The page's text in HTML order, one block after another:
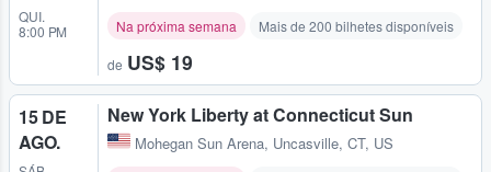
QUI.
8:00 PM
Na próxima semana Mais de 200 bilhetes disponíveis
de US$ 19
15 DE
AGO.
New York Liberty at Connecticut Sun
Mohegan Sun Arena, Uncasville, CT, US